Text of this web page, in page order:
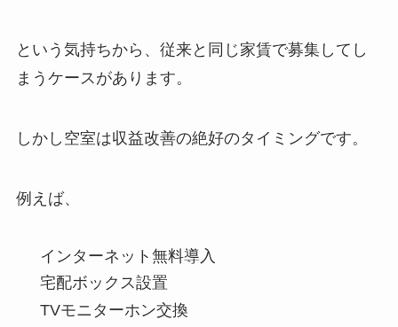
という気持ちから、従来と同じ家賃で募集してし
まうケースがあります。
しかし空室は収益改善の絶好のタイミングです。
例えば、
インターネット無料導入
宅配ボックス設置
TVモニターホン交換